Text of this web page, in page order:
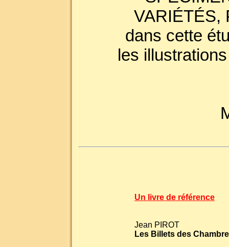
VARIÉTÉS,
dans cette
les
Un livre de référence
Jean PIROT
Les Billets des